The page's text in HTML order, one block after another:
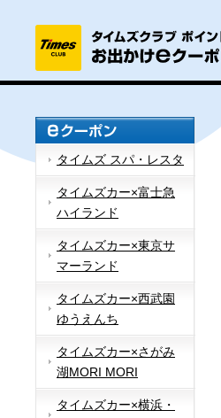
タイムズ スパ・レスタ
タイムズカー×富士急
ハイランド
タイムズカー×東京サ
マーランド
タイムズカー×西武園
ゆうえんち
タイムズカー×さがみ
湖MORI MORI
タイムズカー×横浜・